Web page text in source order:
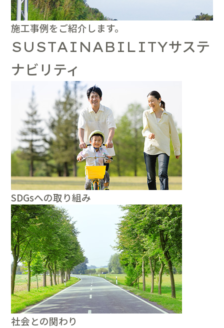
施工事例をご紹介します。
SUSTAINABILITYサステ
ナビリティ
SDGsへの取り組み
社会との関わり